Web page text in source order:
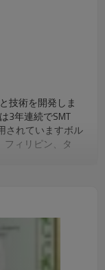
技術を開発しま
3年連続でSMT
されていますボル
フィリピン、タ